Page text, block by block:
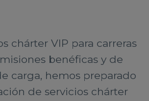
chárter VIP para carreras
benéficas y de
carga, hemos preparado
de servicios chárter